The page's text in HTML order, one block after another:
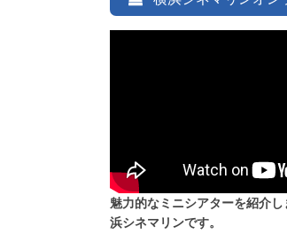
魅力的なミニシアターを紹介
浜シネマリンです。